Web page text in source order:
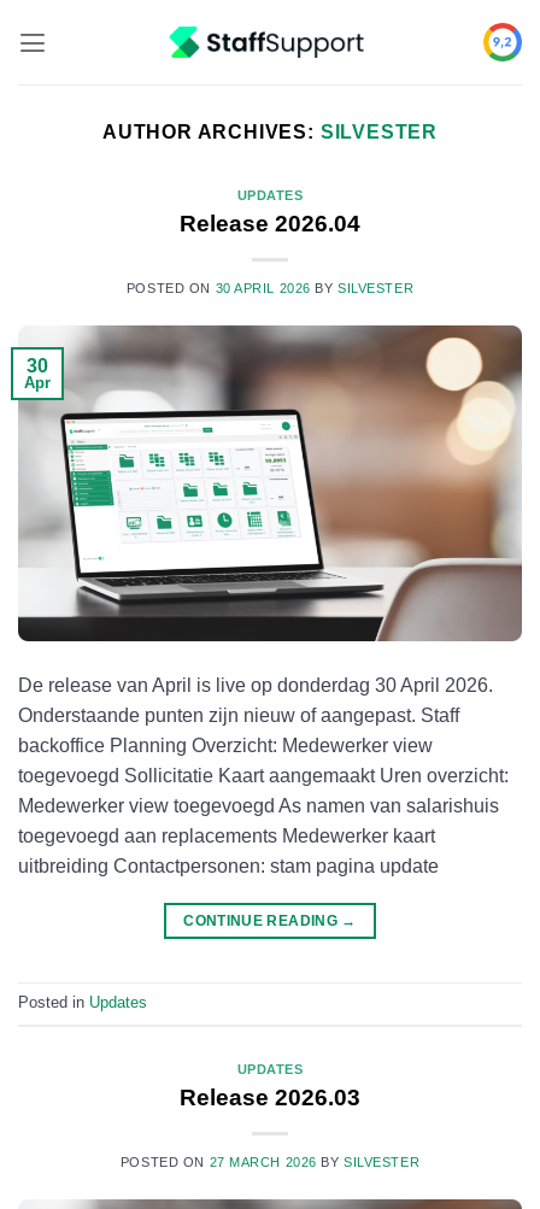
AUTHOR ARCHIVES: SILVESTER
UPDATES
Release 2026.04
POSTED ON 30 APRIL 2026 BYSILVESTER
30
Apr
De release van April is live op donderdag 30 April 2026.
Onderstaande punten zijn nieuw of aangepast. Staff
backoffice Planning Overzicht: Medewerker view
toegevoegd Sollicitatie Kaart aangemaakt Uren overzicht:
Medewerker view toegevoegd As namen van salarishuis
toegevoegd aan replacements Medewerker kaart
uitbreiding Contactpersonen: stam pagina update
CONTINUE READING →
Posted in Updates
UPDATES
Release 2026.03
POSTED ON 27 MARCH 2026 BYSILVESTER